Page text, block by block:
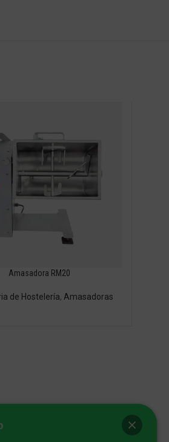
Amasadora RM20
de Hostelería,Amasadoras